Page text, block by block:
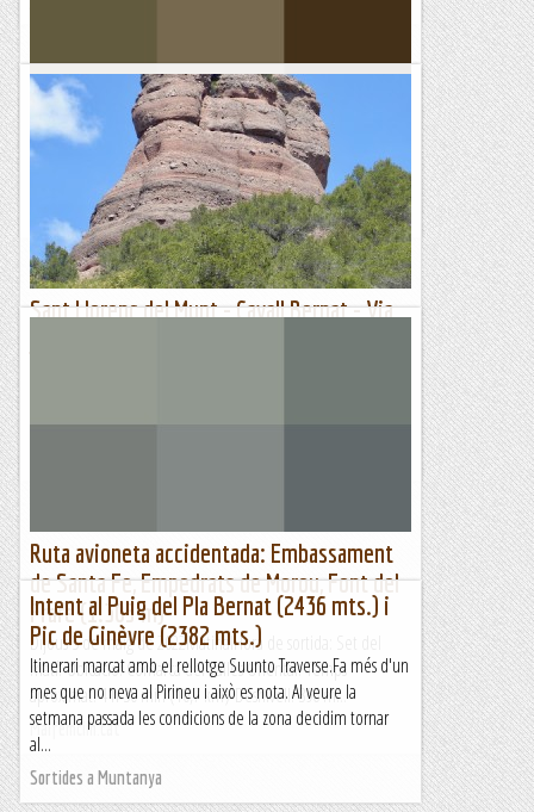
De Sant Bernat a Sant Marçal (1.124 m)
Dijous 10 de novembre de 2022Matinal Hora de sortida: Set
del matí. Ubicació: Comarca del Vallès Oriental. Temps
aproximat: 5 h (11,4 km) Desnivell:...
Maifemcim.cat
Sant Llorenç del Munt - Cavall Bernat - Via
era un pecat quedar-se a casa. Tenim...
Ruta avioneta accidentada: Embassament
de Santa Fe, Empedrats de Morou, Font del
Frare (1.305 m)
Dijous 5 de maig de 2022MatinalHora de sortida: Set del
matí. Ubicació: Comarca del Vallès Oriental. Temps
aproximat: 4 h 30 min (10,7 km) Desnivell: 396 m...
Maifemcim.cat
Intent al Puig del Pla Bernat (2436 mts.) i
Pic de Ginèvre (2382 mts.)
Itinerari marcat amb el rellotge Suunto Traverse.Fa més d'un
mes que no neva al Pirineu i això es nota. Al veure la
setmana passada les condicions de la zona decidim tornar
al...
Sortides a Muntanya